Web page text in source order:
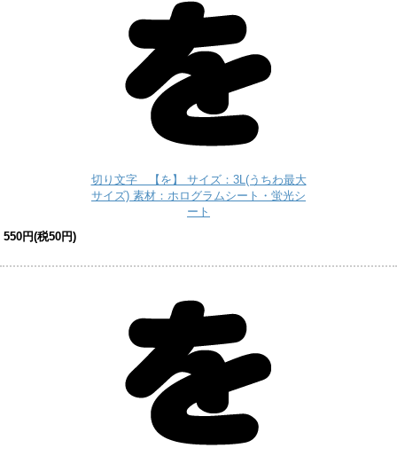
切り文字 【を】 サイズ：3L(うちわ最大
サイズ) 素材：ホログラムシート・蛍光シ
ート
550円(税50円)